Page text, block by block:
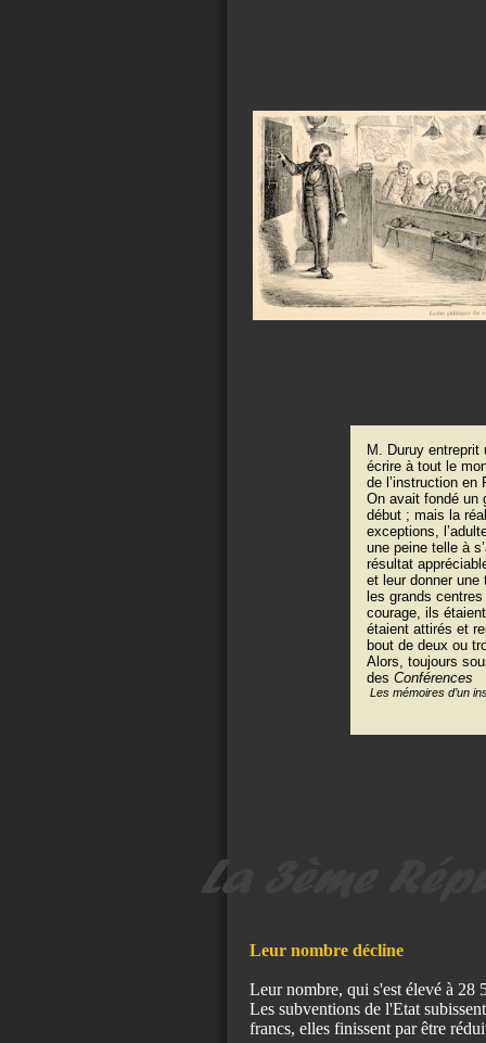
M. Duruy
écrire à tout le
de l’instruction
On avait fondé un
début ; mais la
exceptions,
une peine telle à
résultat
et leur donner une
les grands
courage, ils
étaient attirés et
bout de deux ou
Alors, toujours
des Conférences
Les mémoires d’un
Leur nombre décline
Leur nombre, qui s'est élevé à 28
Les subventions de l'Etat
francs, elles finissent par être